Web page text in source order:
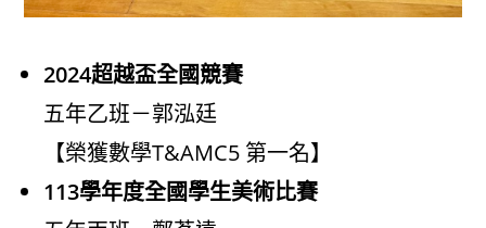
2024超越盃全國競賽
五年乙班－郭泓廷
【榮獲數學T&AMC5 第一名】
113學年度全國學生美術比賽